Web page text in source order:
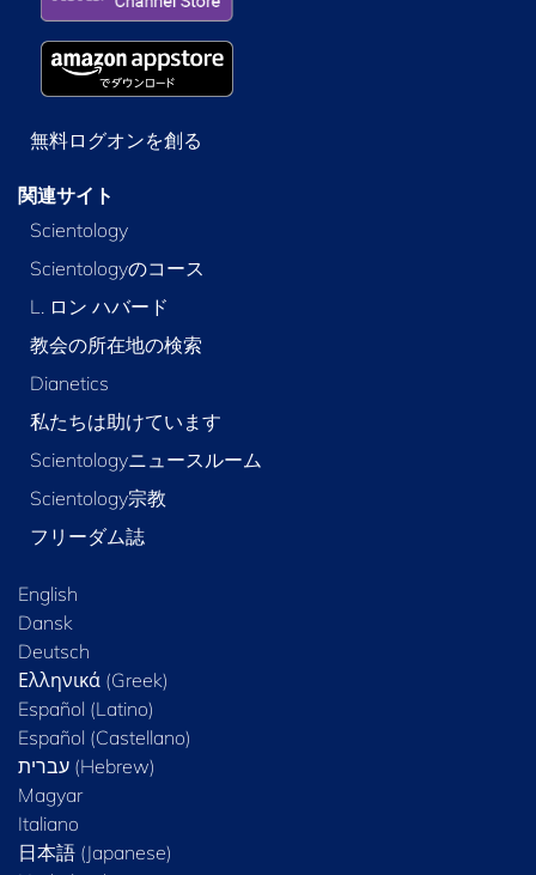
無料ログオンを創る
関連サイト
Scientology
Scientologyのコース
L. ロン ハバード
教会の所在地の検索
Dianetics
私たちは助けています
Scientologyニュースルーム
Scientology宗教
フリーダム誌
English
Dansk
Deutsch
Ελληνικά (Greek)
Español (Latino)
Español (Castellano)
Magyar
Italiano
日本語 (Japanese)